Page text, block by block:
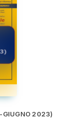
GIUGNO 2023)